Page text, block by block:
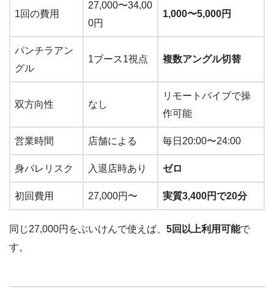
1回の費用
27,000〜34,00
0円
1,000〜5,000円
パンチラアン
グル
1ブース1視点 複数アングル切替
双方向性 なし
リモートバイブで操
作可能
営業時間 店舗による 毎日20:00〜24:00
身バレリスク 入退店時あり ゼロ
初回費用 27,000円〜 実質3,400円で20分
同じ27,000円をぶいけんで使えば、 5回以上利用可能で
す。